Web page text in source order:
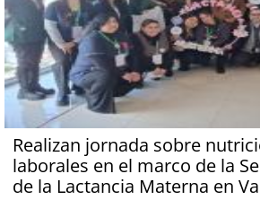
Realizan jornada sobre
laborales en el marco de la
de la Lactancia Materna en